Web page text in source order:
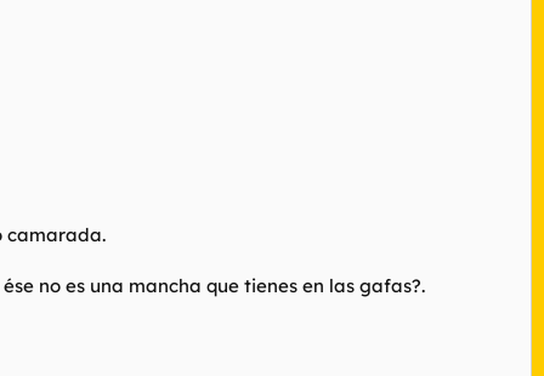
camarada.
no es una mancha que tienes en las gafas?.